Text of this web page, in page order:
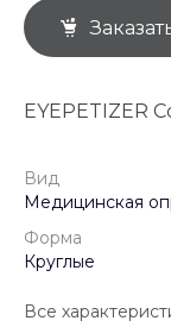
EYEPETIZER
Вид
Медицинская
Форма
Круглые
Все